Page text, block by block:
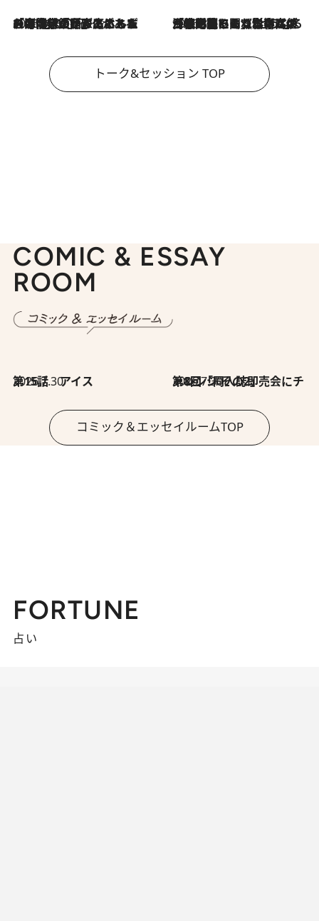
2026.8.3
「今後値上げがあるとすれば…」「リスクがあるのは今年の冬」エネルギー専門家が語る、ホルムズ海峡封鎖が家庭にもたらす“ある心配” 2026.8.3
「住宅建てられない…」「サーチャージ料の高値が続いている」ホルムズ海峡封鎖による影響はいつまで続く？《エネルギー専門家に聞く“どうなる日本の暮らし”》
トーク&セッション TOP
COMIC & ESSAY
ROOM
2026.7.30
第15話 アイス 2026.7.30
第8回「同人誌即売会にチャレンジ その2」
コミック＆エッセイルームTOP
FORTUNE
占い